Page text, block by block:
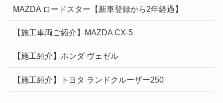
MAZDA ロードスター【新車登録から2年経過】
【施工車両ご紹介】MAZDA CX-5
【施工紹介】ホンダ ヴェゼル
【施工紹介】トヨタ ランドクルーザー250